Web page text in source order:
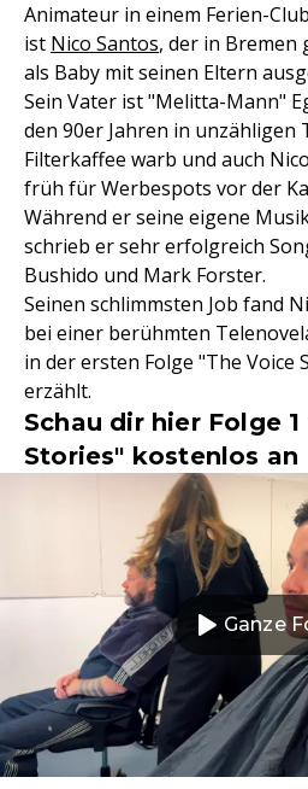
Animateur in einem Ferien-
ist Nico Santos, der in Bremen
als Baby mit seinen Eltern
Sein Vater ist "Melitta-Mann"
den 90er Jahren in unzähligen
Filterkaffee warb und auch
früh für Werbespots vor der
Während er seine eigene
schrieb er sehr erfolgreich
Bushido und Mark Forster.
Seinen schlimmsten Job fand
bei einer berühmten
in der ersten Folge "The Voice
erzählt.
Schau dir hier Folge
Stories" kostenlos an
Ganze